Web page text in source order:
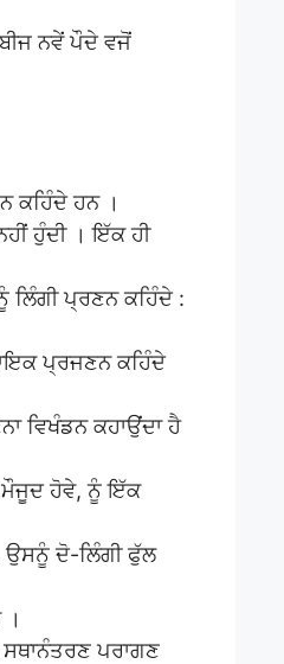
ਨਵੇਂ ਪੌਦੇ ਵਜੋਂ
ਕਹਿੰਦੇ ਹਨ ।
ਹੁੰਦੀ । ਇੱਕ ਹੀ
ਲਿੰਗੀ ਪ੍ਰਣਨ ਕਹਿੰਦੇ :
ਪ੍ਰਜਣਨ ਕਹਿੰਦੇ
ਵਿਖੰਡਨ ਕਹਾਉਂਦਾ ਹੈ
ਮੌਜੂਦ ਹੋਵੇ, ਨੂੰ ਇੱਕ
ਦੋ-ਲਿੰਗੀ ਫੁੱਲ
ਪਰਾਗਣ